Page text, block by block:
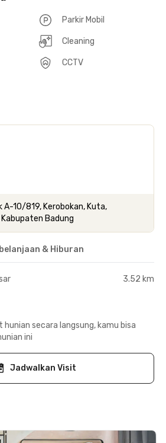
Parkir Mobil
Cleaning
CCTV
A-10/819, Kerobokan, Kuta,
Badung
& Hiburan
3.52 km
secara langsung, kamu bisa
ini
Jadwalkan Visit